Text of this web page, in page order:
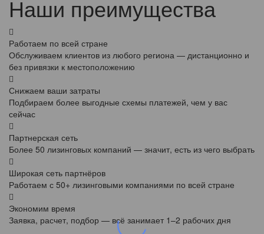
Наши преимущества
Работаем по всей стране
Обслуживаем клиентов из любого региона — дистанционно и
без привязки к местоположению
Снижаем ваши затраты
Подбираем более выгодные схемы платежей, чем у вас
сейчас
Партнерская сеть
Более 50 лизинговых компаний — значит, есть из чего выбрать
Широкая сеть партнёров
Работаем с 50+ лизинговыми компаниями по всей стране
Экономим время
Заявка, расчет, подбор — всё занимает 1–2 рабочих дня